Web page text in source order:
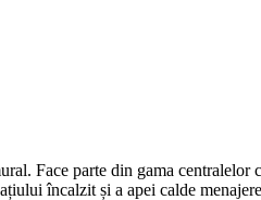
Face parte din gama centralelor
încalzit și a apei calde